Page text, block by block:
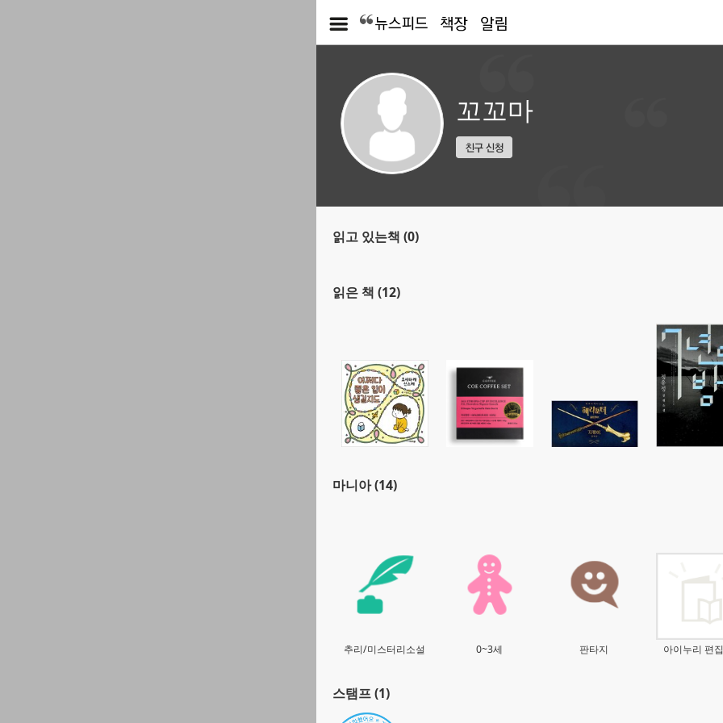
꼬꼬마
읽고 있는책 (0)
읽은 책 (12)
마니아 (14)
추리/미스터리소설 0~3세 판타지 아이누리 편
스탬프 (1)